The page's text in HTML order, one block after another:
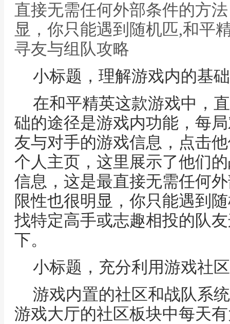
直接无需任何外部条件的方
显，你只能遇到随机匹,和平
寻友与组队攻略
小标题，理解游戏内的基
在和平精英这款游戏中，
础的途径是游戏内功能，每
友与对手的游戏信息，点击
个人主页，这里展示了他们
信息，这是最直接无需任何
限性也很明显，你只能遇到
找特定高手或志趣相投的队
下。
小标题，充分利用游戏社
游戏内置的社区和战队系
游戏大厅的社区板块中每天